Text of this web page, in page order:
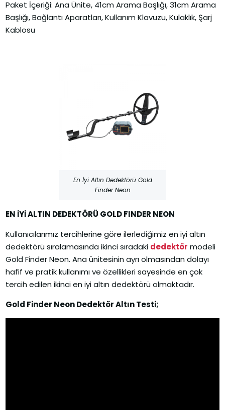
Paket İçeriği: Ana Ünite, 41cm Arama Başlığı, 31cm Arama
Başlığı, Bağlantı Aparatları, Kullanım Klavuzu, Kulaklık, Şarj
Kablosu
En İyi Altın Dedektörü Gold
Finder Neon
EN İYİ ALTIN DEDEKTÖRÜ GOLD FINDER NEON
Kullanıcılarımız tercihlerine göre ilerlediğimiz en iyi altın
dedektörü sıralamasında ikinci sıradaki dedektör modeli
Gold Finder Neon. Ana ünitesinin ayrı olmasından dolayı
hafif ve pratik kullanımı ve özellikleri sayesinde en çok
tercih edilen ikinci en iyi altın dedektörü olmaktadır.
Gold Finder Neon Dedektör Altın Testi;